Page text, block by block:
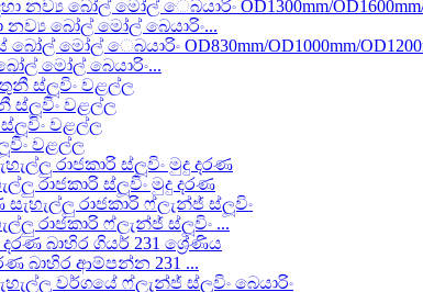
නව්‍ය බෝල් මෝල් බෙයාරිං...
මෝල් බෙයාරිං...
ස්ලූවිං වළල්ල
වළල්ල
රාජකාරි ස්ලූවිං මුදු දරණ
රාජකාරි ෆ්ලැන්ජ් ස්ලූවිං ...
බාහිර ආම්පන්න 231 ...